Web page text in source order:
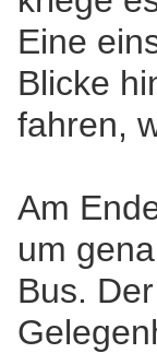
Eine
Blicke
fahren,
Am
um
Bus.